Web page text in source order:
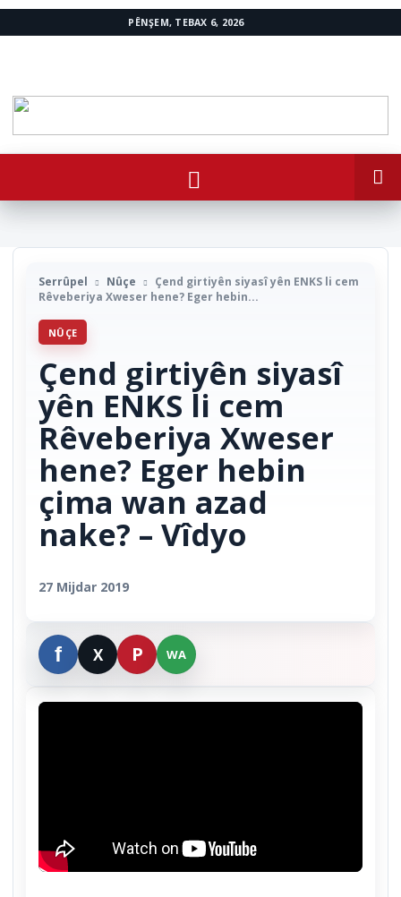
PÊNŞEM, TEBAX 6, 2026
Serrûpel Nûçe
Çend girtiyên siyasî yên ENKS li cem
Rêveberiya Xweser hene? Eger hebin...
NÛÇE
Çend girtiyên siyasî
yên ENKS li cem
Rêveberiya Xweser
hene? Eger hebin
çima wan azad
nake? – Vîdyo
27 Mijdar 2019